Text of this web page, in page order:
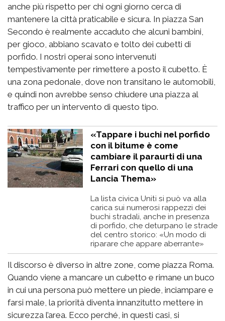
anche più rispetto per chi ogni giorno cerca di
mantenere la città praticabile e sicura. In piazza San
Secondo è realmente accaduto che alcuni bambini,
per gioco, abbiano scavato e tolto dei cubetti di
porfido. I nostri operai sono intervenuti
tempestivamente per rimettere a posto il cubetto. È
una zona pedonale, dove non transitano le automobili,
e quindi non avrebbe senso chiudere una piazza al
traffico per un intervento di questo tipo.
«Tappare i buchi nel porfido
con il bitume è come
cambiare il paraurti di una
Ferrari con quello di una
Lancia Thema»
La lista civica Uniti si può va alla
carica sui numerosi rappezzi dei
buchi stradali, anche in presenza
di porfido, che deturpano le strade
del centro storico: «Un modo di
riparare che appare aberrante»
Il discorso è diverso in altre zone, come piazza Roma.
Quando viene a mancare un cubetto e rimane un buco
in cui una persona può mettere un piede, inciampare e
farsi male, la priorità diventa innanzitutto mettere in
sicurezza l’area. Ecco perché, in questi casi, si